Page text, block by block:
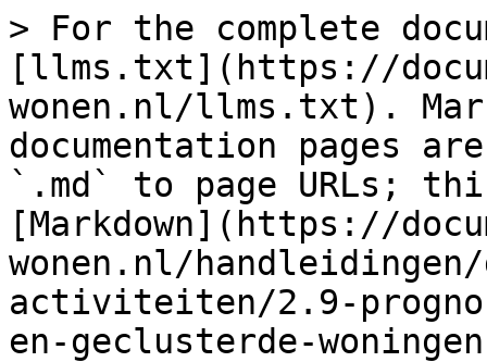
> For the complete
[llms.txt](https://
wonen.nl/llms.txt).
documentation pages
`.md` to page URLs;
[Markdown](https://
wonen.nl/
activiteiten/2.9-
en-geclusterde-